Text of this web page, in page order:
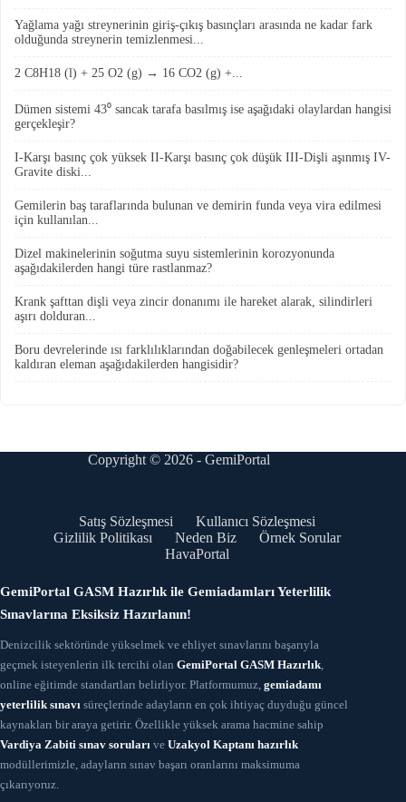
Yağlama yağı streynerinin giriş-çıkış basınçları arasında ne kadar fark
olduğunda streynerin temizlenmesi...
2 C8H18 (l) + 25 O2 (g) → 16 CO2 (g) +...
Dümen sistemi 43⁰ sancak tarafa basılmış ise aşağıdaki olaylardan hangisi
gerçekleşir?
I-Karşı basınç çok yüksek II-Karşı basınç çok düşük III-Dişli aşınmış IV-
Gravite diski...
Gemilerin baş taraflarında bulunan ve demirin funda veya vira edilmesi
için kullanılan...
Dizel makinelerinin soğutma suyu sistemlerinin korozyonunda
aşağıdakilerden hangi türe rastlanmaz?
Krank şafttan dişli veya zincir donanımı ile hareket alarak, silindirleri
aşırı dolduran...
Boru devrelerinde ısı farklılıklarından doğabilecek genleşmeleri ortadan
kaldıran eleman aşağıdakilerden hangisidir?
Copyright © 2026 - GemiPortal
Satış Sözleşmesi
Kullanıcı Sözleşmesi
Gizlilik Politikası
Neden Biz
Örnek Sorular
HavaPortal
GemiPortal GASM Hazırlık ile Gemiadamları Yeterlilik
Sınavlarına Eksiksiz Hazırlanın!
Denizcilik sektöründe yükselmek ve ehliyet sınavlarını başarıyla
geçmek isteyenlerin ilk tercihi olan GemiPortal GASM Hazırlık
online eğitimde standartları belirliyor. Platformumuz, gemiadamı
yeterlilik sınavı süreçlerinde adayların en çok ihtiyaç duyduğu güncel
kaynakları bir araya getirir. Özellikle yüksek arama hacmine sahip
Vardiya Zabiti sınav soruları ve Uzakyol Kaptanı hazırlık
modüllerimizle, adayların sınav başarı oranlarını maksimuma
çıkarıyoruz.